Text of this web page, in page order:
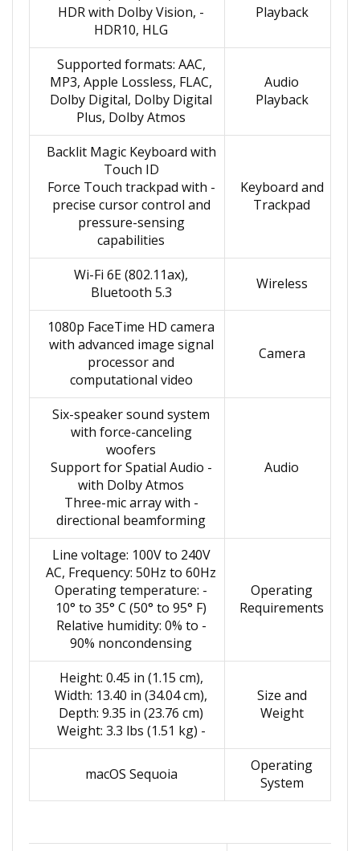
Playback
- HDR with Dolby Vision,
HDR10, HLG
Audio
Playback
Supported formats: AAC,
MP3, Apple Lossless, FLAC,
Dolby Digital, Dolby Digital
Plus, Dolby Atmos
Keyboard and
Trackpad
Backlit Magic Keyboard with
Touch ID
- Force Touch trackpad with
precise cursor control and
pressure-sensing
capabilities
Wireless
Wi-Fi 6E (802.11ax),
Bluetooth 5.3
Camera
1080p FaceTime HD camera
with advanced image signal
processor and
computational video
Audio
Six-speaker sound system
with force-canceling
woofers
- Support for Spatial Audio
with Dolby Atmos
- Three-mic array with
directional beamforming
Operating
Requirements
Line voltage: 100V to 240V
AC, Frequency: 50Hz to 60Hz
- Operating temperature:
10° to 35° C (50° to 95° F)
- Relative humidity: 0% to
90% noncondensing
Size and
Weight
Height: 0.45 in (1.15 cm),
Width: 13.40 in (34.04 cm),
Depth: 9.35 in (23.76 cm)
- Weight: 3.3 lbs (1.51 kg)
Operating
System
macOS Sequoia